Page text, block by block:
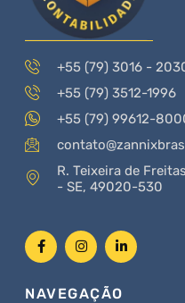
+55 (79) 3016 -
+55 (79) 3512-1996
+55 (79) 99612-
R. Teixeira de
- SE, 49020-530
NAVEGAÇÃO